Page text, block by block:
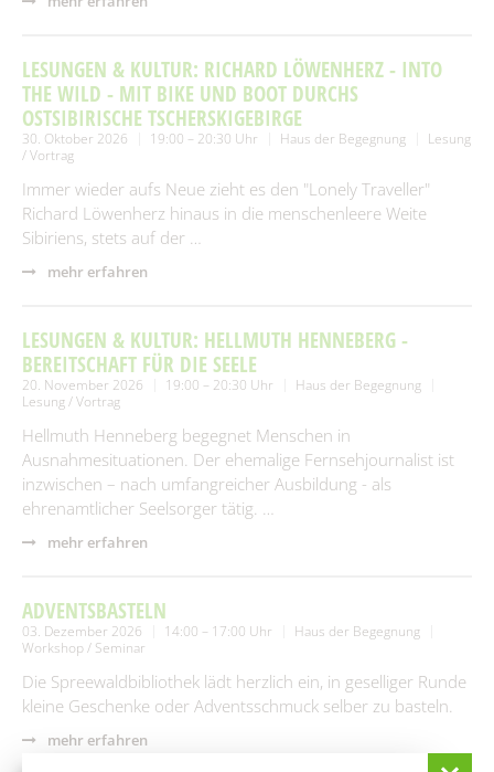
LESUNGEN & KULTUR: RICHARD LÖWENHERZ - INTO
THE WILD - MIT BIKE UND BOOT DURCHS
OSTSIBIRISCHE TSCHERSKIGEBIRGE
30. Oktober 2026 19:00 – 20:30 Uhr Haus der Begegnung
Lesung
/ Vortrag
Immer wieder aufs Neue zieht es den "Lonely Traveller"
Richard Löwenherz hinaus in die menschenleere Weite
Sibiriens, stets auf der …
mehr erfahren
LESUNGEN & KULTUR: HELLMUTH HENNEBERG -
BEREITSCHAFT FÜR DIE SEELE
20. November 2026 19:00 – 20:30 Uhr
Haus der Begegnung
Lesung / Vortrag
Hellmuth Henneberg begegnet Menschen in
Ausnahmesituationen. Der ehemalige Fernsehjournalist ist
inzwischen – nach umfangreicher Ausbildung - als
ehrenamtlicher Seelsorger tätig. …
mehr erfahren
ADVENTSBASTELN
03. Dezember 2026 14:00 – 17:00 Uhr
Haus der Begegnung
Workshop / Seminar
Die Spreewaldbibliothek lädt herzlich ein, in geselliger Runde
kleine Geschenke oder Adventsschmuck selber zu basteln.
mehr erfahren